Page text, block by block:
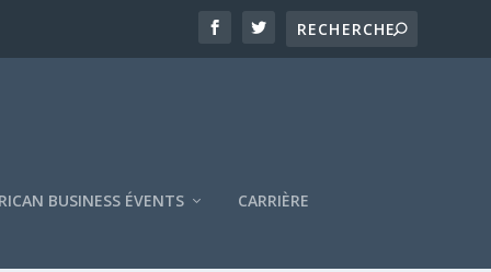
BUSINESS ÉVENTS CARRIÈRE